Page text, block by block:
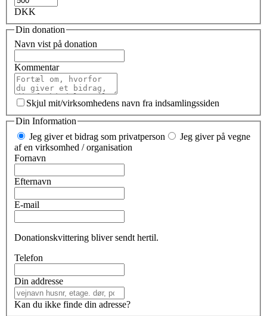
DKK
Din donation
Navn vist på donation
Kommentar
Skjul mit/virksomhedens navn fra indsamlingssiden
Din Information
Jeg giver et bidrag som privatperson
Jeg giver på vegne
af en virksomhed / organisation
Fornavn
Efternavn
E-mail
Donationskvittering bliver sendt hertil.
Telefon
Din addresse
Kan du ikke finde din adresse?